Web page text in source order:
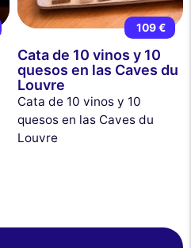
109 €
Cata de 10 vinos y 10
quesos en las Caves du
Louvre
Cata de 10 vinos y 10
quesos en las Caves du
Louvre